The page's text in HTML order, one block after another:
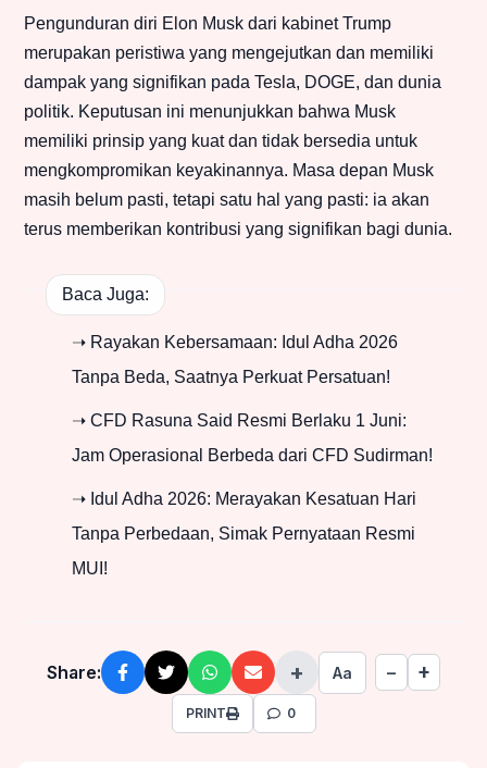
Pengunduran diri Elon Musk dari kabinet Trump
merupakan peristiwa yang mengejutkan dan memiliki
dampak yang signifikan pada Tesla, DOGE, dan dunia
politik. Keputusan ini menunjukkan bahwa Musk
memiliki prinsip yang kuat dan tidak bersedia untuk
mengkompromikan keyakinannya. Masa depan Musk
masih belum pasti, tetapi satu hal yang pasti: ia akan
terus memberikan kontribusi yang signifikan bagi dunia.
Baca Juga:
➝ Rayakan Kebersamaan: Idul Adha 2026
Tanpa Beda, Saatnya Perkuat Persatuan!
➝ CFD Rasuna Said Resmi Berlaku 1 Juni:
Jam Operasional Berbeda dari CFD Sudirman!
➝ Idul Adha 2026: Merayakan Kesatuan Hari
Tanpa Perbedaan, Simak Pernyataan Resmi
MUI!
Share: + Aa − +
PRINT 0